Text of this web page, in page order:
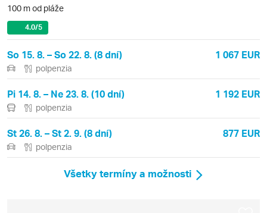
100 m od pláže
4.0/5
So 15. 8. – So 22. 8. (8 dní) 1 067 EUR
polpenzia
Pi 14. 8. – Ne 23. 8. (10 dní) 1 192 EUR
polpenzia
St 26. 8. – St 2. 9. (8 dní) 877 EUR
polpenzia
Všetky termíny a možnosti